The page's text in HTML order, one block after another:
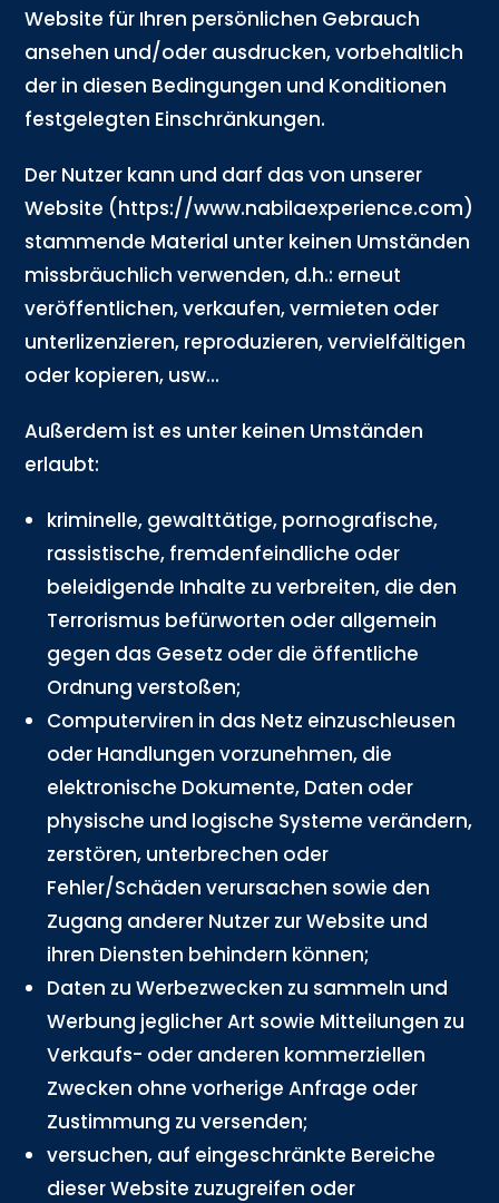
Website für Ihren persönlichen Gebrauch
ansehen und/oder ausdrucken, vorbehaltlich
der in diesen Bedingungen und Konditionen
festgelegten Einschränkungen.
Der Nutzer kann und darf das von unserer
Website (https://www.nabilaexperience.com)
stammende Material unter keinen Umständen
missbräuchlich verwenden, d.h.: erneut
veröffentlichen, verkaufen, vermieten oder
unterlizenzieren, reproduzieren, vervielfältigen
oder kopieren, usw...
Außerdem ist es unter keinen Umständen
erlaubt:
kriminelle, gewalttätige, pornografische,
rassistische, fremdenfeindliche oder
beleidigende Inhalte zu verbreiten, die den
Terrorismus befürworten oder allgemein
gegen das Gesetz oder die öffentliche
Ordnung verstoßen;
Computerviren in das Netz einzuschleusen
oder Handlungen vorzunehmen, die
elektronische Dokumente, Daten oder
physische und logische Systeme verändern,
zerstören, unterbrechen oder
Fehler/Schäden verursachen sowie den
Zugang anderer Nutzer zur Website und
ihren Diensten behindern können;
Daten zu Werbezwecken zu sammeln und
Werbung jeglicher Art sowie Mitteilungen zu
Verkaufs- oder anderen kommerziellen
Zwecken ohne vorherige Anfrage oder
Zustimmung zu versenden;
versuchen, auf eingeschränkte Bereiche
dieser Website zuzugreifen oder